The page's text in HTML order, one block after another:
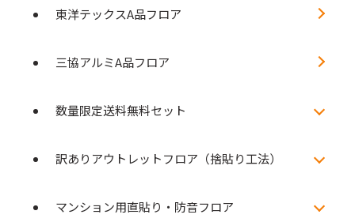
東洋テックスA品フロア
三協アルミA品フロア
数量限定送料無料セット
訳ありアウトレットフロア（捨貼り工法）
マンション用直貼り・防音フロア